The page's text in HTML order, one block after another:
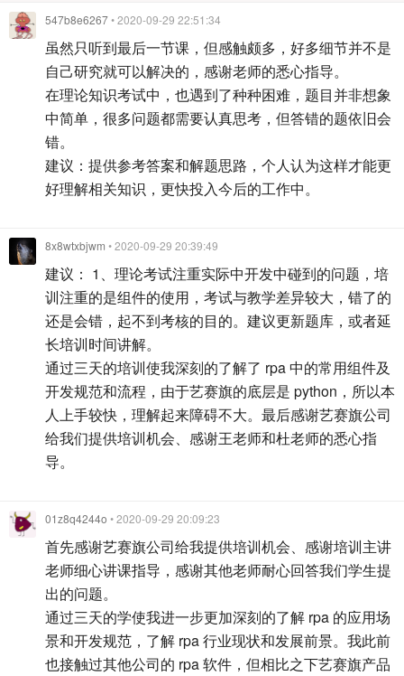
547b8e6267• 2020-09-29 22:51:34
虽然只听到最后一节课，但感触颇多，好多细节并不是
自己研究就可以解决的，感谢老师的悉心指导。
在理论知识考试中，也遇到了种种困难，题目并非想象
中简单，很多问题都需要认真思考，但答错的题依旧会
错。
建议：提供参考答案和解题思路，个人认为这样才能更
好理解相关知识，更快投入今后的工作中。
8x8wtxbjwm • 2020-09-29 20:39:49
建议： 1、理论考试注重实际中开发中碰到的问题，培
训注重的是组件的使用，考试与教学差异较大，错了的
还是会错，起不到考核的目的。建议更新题库，或者延
长培训时间讲解。
通过三天的培训使我深刻的了解了 rpa 中的常用组件及
开发规范和流程，由于艺赛旗的底层是 python，所以本
人上手较快，理解起来障碍不大。最后感谢艺赛旗公司
给我们提供培训机会、感谢王老师和杜老师的悉心指
导。
01z8q4244o • 2020-09-29 20:09:23
首先感谢艺赛旗公司给我提供培训机会、感谢培训主讲
老师细心讲课指导，感谢其他老师耐心回答我们学生提
出的问题。
通过三天的学使我进一步更加深刻的了解 rpa 的应用场
景和开发规范，了解 rpa 行业现状和发展前景。我此前
也接触过其他公司的 rpa 软件，但相比之下艺赛旗产品